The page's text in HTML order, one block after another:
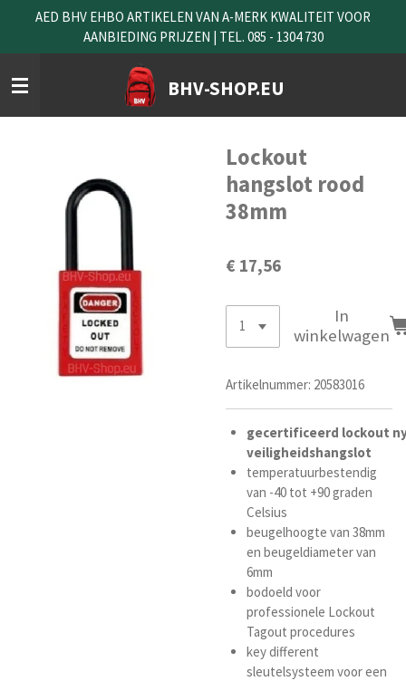
naar
de
hoofdinhoud
BHV-SHOP.EU
AED BHV EHBO ARTIKELEN VAN A-MERK KWALITEIT VOOR
AANBIEDING PRIJZEN | TEL. 085 - 1304 730
Lockout
hangslot rood
38mm
€ 17,56
In
winkelwagen
Artikelnummer: 20583016
gecertificeerd lockout
veiligheidshangslot
temperatuurbestendig
van -40 tot +90 graden
Celsius
beugelhoogte van 38mm
en beugeldiameter van
6mm
bodoeld voor
professionele Lockout
Tagout procedures
key different
sleutelsysteem voor een